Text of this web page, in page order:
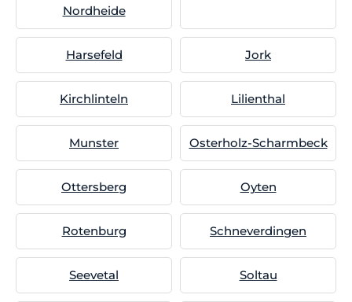
Nordheide
Harsefeld Jork
Kirchlinteln Lilienthal
Munster Osterholz-Scharmbeck
Ottersberg Oyten
Rotenburg Schneverdingen
Seevetal Soltau